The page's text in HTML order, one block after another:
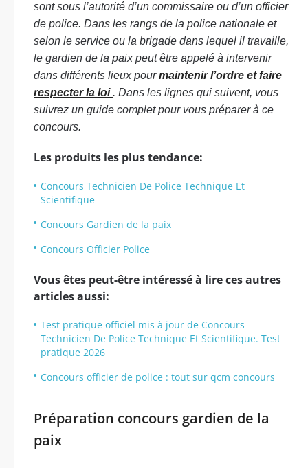
sont sous l’autorité d’un commissaire ou d’un officier
de police. Dans les rangs de la police nationale et
selon le service ou la brigade dans lequel il travaille,
le gardien de la paix peut être appelé à intervenir
dans différents lieux pourmaintenir l’ordre et faire
respecter la loi. Dans les lignes qui suivent, vous
suivrez un guide complet pour vous préparer à ce
concours.
Les produits les plus tendance:
Concours Technicien De Police Technique Et
Scientifique
Concours Gardien de la paix
Concours Officier Police
Vous êtes peut-être intéressé à lire ces autres
articles aussi:
Test pratique officiel mis à jour de Concours
Technicien De Police Technique Et Scientifique. Test
pratique 2026
Concours officier de police : tout sur qcm concours
Préparation concours gardien de la
paix